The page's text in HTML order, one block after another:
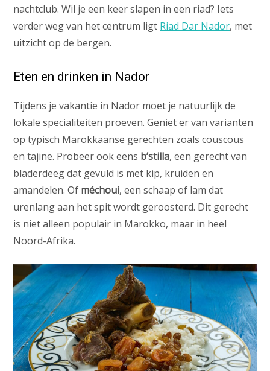
nachtclub. Wil je een keer slapen in een riad? Iets
verder weg van het centrum ligt Riad Dar Nador, met
uitzicht op de bergen.
Eten en drinken in Nador
Tijdens je vakantie in Nador moet je natuurlijk de
lokale specialiteiten proeven. Geniet er van varianten
op typisch Marokkaanse gerechten zoals couscous
en tajine. Probeer ook eens b’stilla, een gerecht van
bladerdeeg dat gevuld is met kip, kruiden en
amandelen. Of méchoui, een schaap of lam dat
urenlang aan het spit wordt geroosterd. Dit gerecht
is niet alleen populair in Marokko, maar in heel
Noord-Afrika.